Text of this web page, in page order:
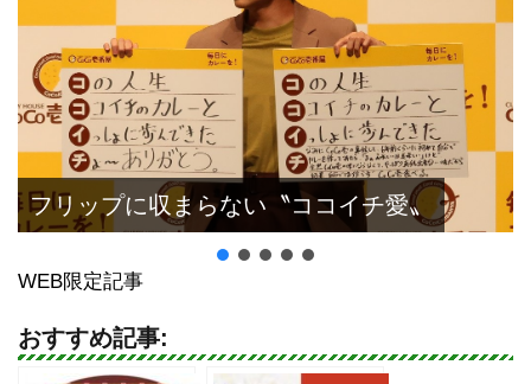
フリップに収まらない〝ココイチ愛〟
WEB限定記事
おすすめ記事: